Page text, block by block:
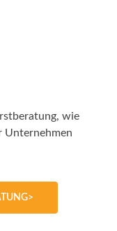
wie
Unternehmen